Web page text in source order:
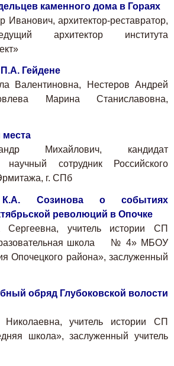
каменного дома в Гораях
Иванович, архитектор-реставратор,
архитектор института
Гейдене
Валентиновна, Нестеров Андрей
Марина Станиславовна,
места
Михайлович, кандидат
научный сотрудник Российского
г. СПб
К.А. Созинова о событиях
революций в Опочке
Сергеевна, учитель истории СП
школа № 4» МБОУ
Опочецкого района», заслуженный
обряд Глубоковской волости
Николаевна, учитель истории СП
школа», заслуженный учитель